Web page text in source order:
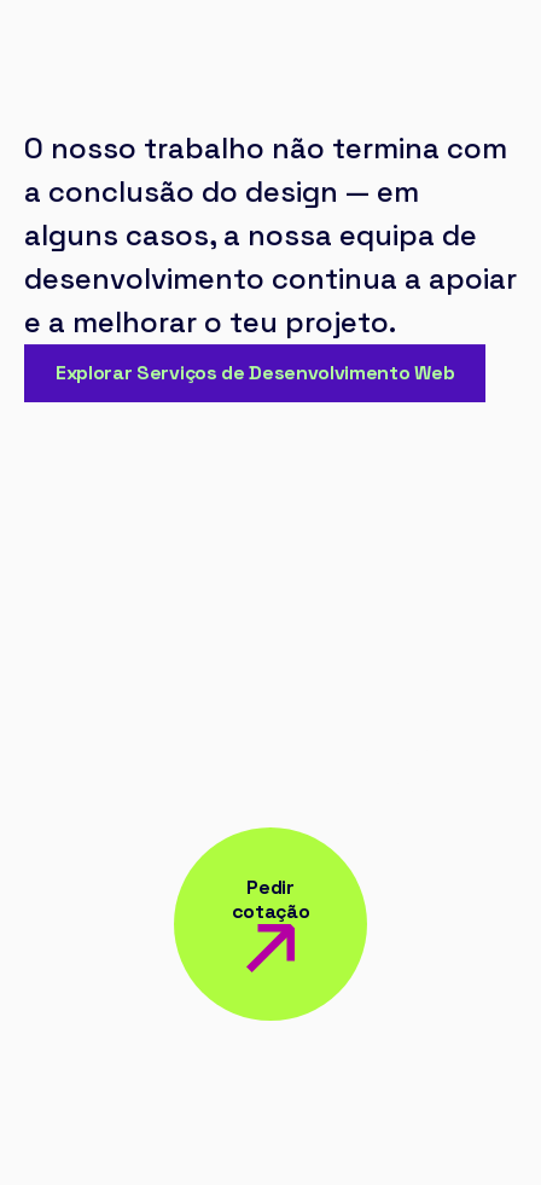
O nosso trabalho não termina com
a conclusão do design — em
alguns casos, a nossa equipa de
desenvolvimento continua a apoiar
e a melhorar o teu projeto.
Explorar Serviços de Desenvolvimento Web
Pedir
cotação